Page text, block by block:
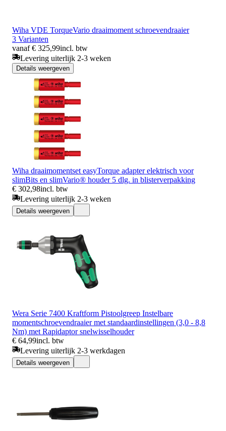
Wiha VDE TorqueVario draaimoment schroevendraaier
3 Varianten
vanaf € 325,99incl. btw
Levering uiterlijk 2-3 weken
Details weergeven
Wiha draaimomentset easyTorque adapter elektrisch voor
slimBits en slimVario® houder 5 dlg. in blisterverpakking
€ 302,98incl. btw
Levering uiterlijk 2-3 weken
Details weergeven
Wera Serie 7400 Kraftform Pistoolgreep Instelbare
momentschroevendraaier met standaardinstellingen (3,0 - 8,8
Nm) met Rapidaptor snelwisselhouder
€ 64,99incl. btw
Levering uiterlijk 2-3 werkdagen
Details weergeven